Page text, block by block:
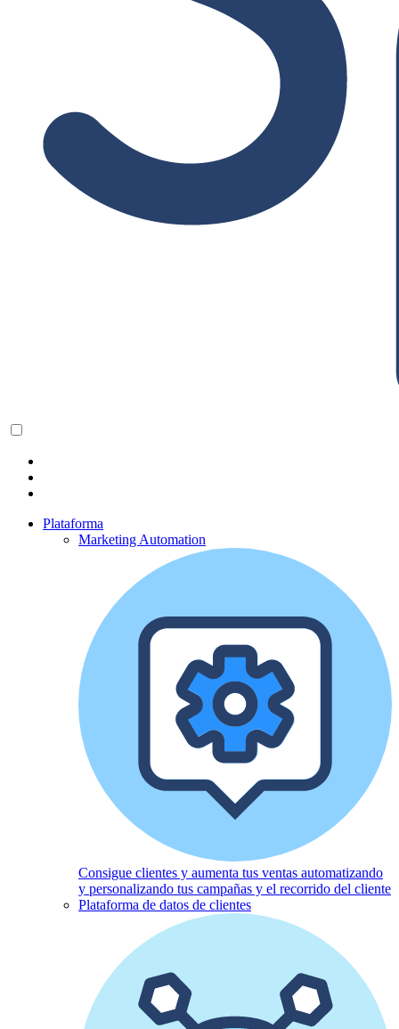
Plataforma
Marketing Automation
Consigue clientes y aumenta tus ventas automatizando
y personalizando tus campañas y el recorrido del cliente
Plataforma de datos de clientes